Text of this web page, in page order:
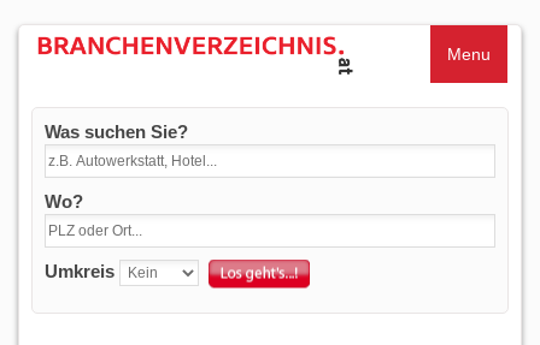
Menu
Was suchen Sie?
Wo?
Umkreis